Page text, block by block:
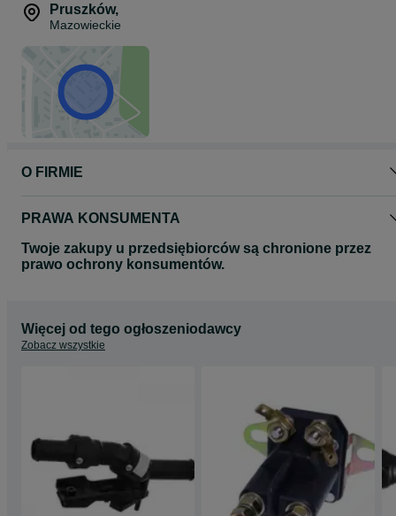
Pruszków,
Mazowieckie
O FIRMIE
PRAWA KONSUMENTA
Twoje zakupy u przedsiębiorców są chronione przez
prawo ochrony konsumentów.
Więcej od tego ogłoszeniodawcy
Zobacz wszystkie